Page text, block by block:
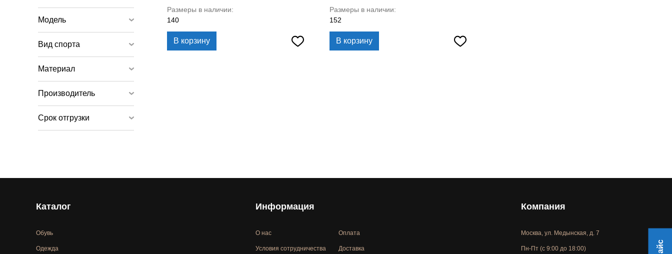
Модель
Вид спорта
Материал
Производитель
Срок отгрузки
Размеры в наличии:
140
В корзину
Размеры в наличии:
152
В корзину
Каталог
Обувь
Одежда
Информация
О нас
Условия сотрудничества
Оплата
Доставка
Компания
Москва, ул. Медынская, д. 7
Пн-Пт (с 9:00 до 18:00)